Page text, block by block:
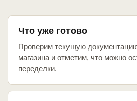
Что уже готово
Проверим текущую
магазина и отметим, что можно
переделки.